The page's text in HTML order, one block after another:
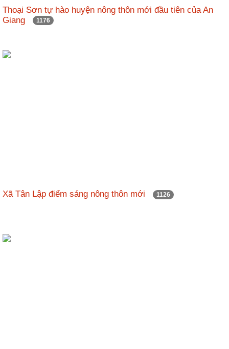
Thoại Sơn tự hào huyện nông thôn mới đầu tiên của An
Giang
1176
Xã Tân Lập điểm sáng nông thôn mới 1126